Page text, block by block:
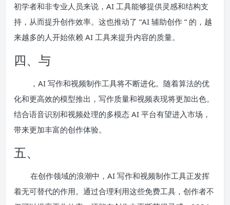
初学者和非专业人员来说，AI 工具能够提供灵感和结构支
持，从而提升创作效率。这也推动了 ”AI 辅助创作 ” 的，越
来越多的人开始依赖 AI 工具来提升内容的质量。
四、与
，AI 写作和视频制作工具将不断进化。随着算法的优
化和更高效的模型推出，写作质量和视频表现将更加出色。
结合语音识别和视频处理的多模态 AI 平台有望进入市场，
带来更加丰富的创作体验。
五、
在创作领域的浪潮中，AI 写作和视频制作工具正发挥
着无可替代的作用。通过合理利用这些免费工具，创作者不